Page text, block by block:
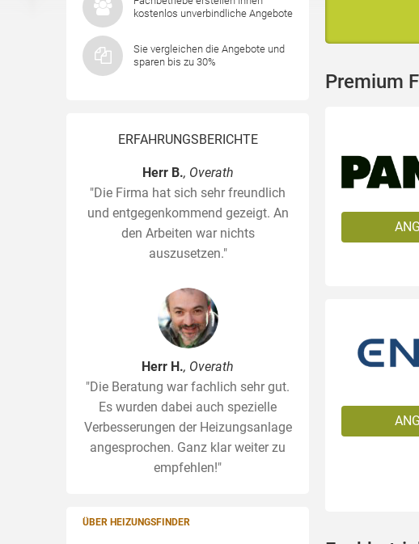
kostenlos unverbindliche Angebote
Sie vergleichen die Angebote und
sparen bis zu 30%
ERFAHRUNGSBERICHTE
Herr B., Overath
"Die Firma hat sich sehr freundlich
und entgegenkommend gezeigt. An
den Arbeiten war nichts
auszusetzen."
Herr H., Overath
"Die Beratung war fachlich sehr gut.
Es wurden dabei auch spezielle
Verbesserungen der Heizungsanlage
angesprochen. Ganz klar weiter zu
empfehlen!"
ÜBER HEIZUNGSFINDER
Premium